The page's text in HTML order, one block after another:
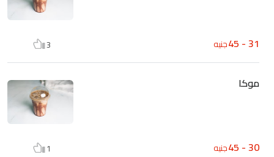
31 - 45 جنيه 3
موكا
30 - 45 جنيه 1